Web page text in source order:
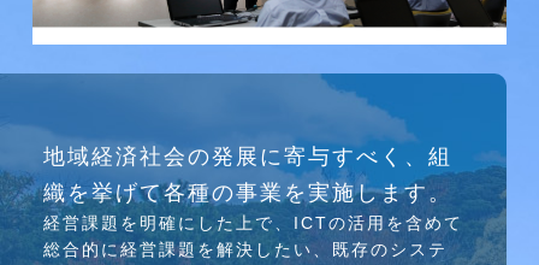
介護ソリューション研究会、WEB/SNS研究会を
行っています
地域経済社会の発展に寄与すべく、組
織を挙げて各種の事業を実施します。
経営課題を明確にした上で、ICTの活⽤を含めて
総合的に経営課題を解決したい、既存のシステ